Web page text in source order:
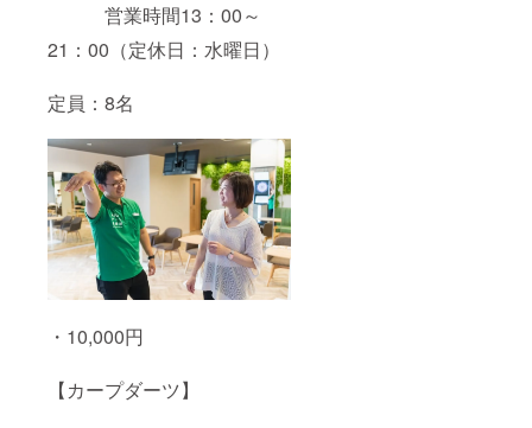
営業時間13：00～
21：00（定休日：水曜日）
定員：8名
・10,000円
【カープダーツ】